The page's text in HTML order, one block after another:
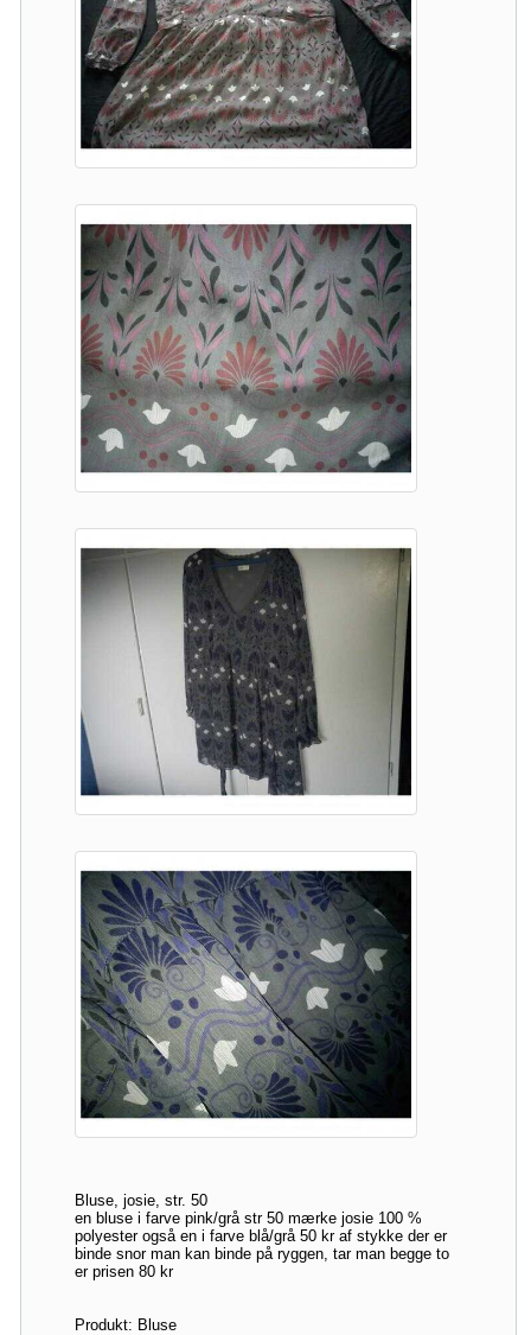
Bluse, josie, str. 50
en bluse i farve pink/grå str 50 mærke josie 100 %
polyester også en i farve blå/grå 50 kr af stykke der er
binde snor man kan binde på ryggen, tar man begge to
er prisen 80 kr
Produkt: Bluse